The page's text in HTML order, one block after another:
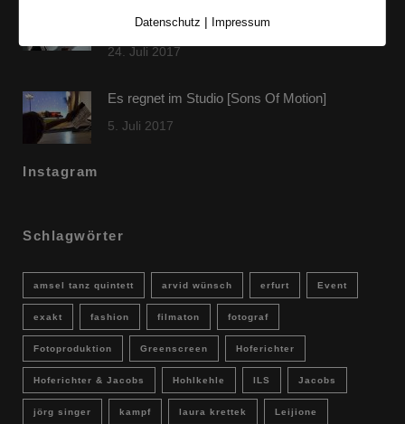
Jehnichen]
24. Juli 2017
Es regnet im Studio [Sons Of Motion]
5. Juli 2017
Instagram
Schlagwörter
amsel tanz quintett arvid wünsch erfurt Event
exakt fashion filmaton fotograf
Fotoproduktion Greenscreen Hoferichter
Hoferichter & Jacobs Hohlkehle ILS Jacobs
jörg singer kampf laura krettek Leijione
Datenschutz | Impressum